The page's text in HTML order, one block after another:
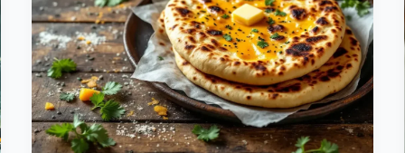
:
mon
astuce
ultra
rapide
qui